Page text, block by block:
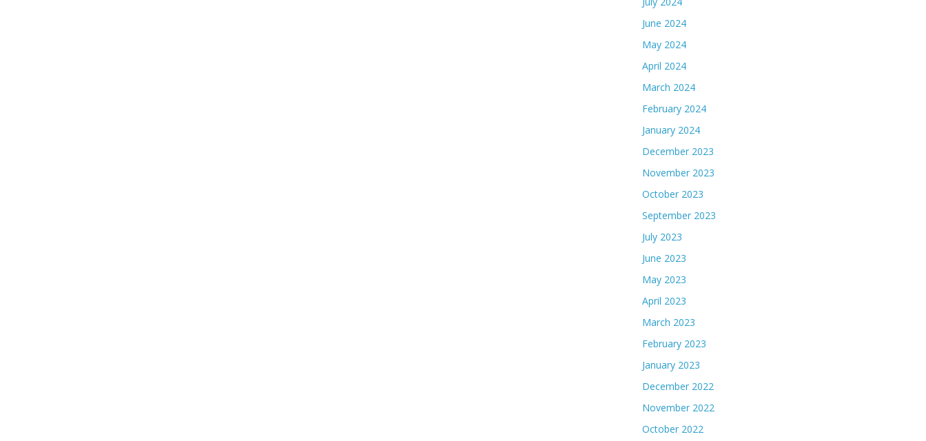
June 2024
May 2024
April 2024
March 2024
February 2024
January 2024
December 2023
November 2023
October 2023
September 2023
July 2023
June 2023
May 2023
April 2023
March 2023
February 2023
January 2023
December 2022
November 2022
October 2022